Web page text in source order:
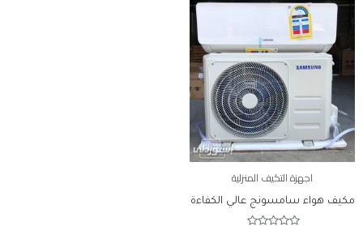
اجهزة التكيف المنزلية
مكيف هواء سامسونج عالي الكفاءة